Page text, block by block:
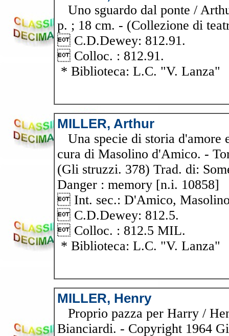
Uno sguardo dal ponte /
p. ; 18 cm. - (Collezione di
 C.D.Dewey: 812.91.
 Colloc. : 812.91.
* Biblioteca: L.C. "V. Lanza"
MILLER, Arthur
Una specie di storia
cura di Masolino d'Amico. -
(Gli struzzi. 378) Trad. di:
Danger : memory [n.i. 10858]
 Int. sec.: D'Amico,
 C.D.Dewey: 812.5.
 Colloc. : 812.5 MIL.
* Biblioteca: L.C. "V. Lanza"
MILLER, Henry
Proprio pazza per Harry /
Bianciardi. - Copyright 1964